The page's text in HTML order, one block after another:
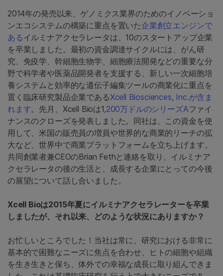
2014年の発売以来、ゲノミクス業界のためのイノベーショ
ンエコシステムの構築に重点を置いた企業創立エンジンで
ある イルミナアクセラレータは、10のスタートアップ企業
を卒業しました。最初の資金調達サイクルには、がん研
究、免疫学、幹細胞生物学、細胞療法開発などの重要な分
野で科学者や医薬品開発者を支援する、新しい一次細胞培
養システムと効率的な遺伝子編集ツールの商業化に重点を
置く臨床研究製品企業であるXcell Biosciences, Inc.が含ま
れます。先月、Xcell Bioは1,200万ドルのシリーズAファイ
ナンスのクローズを発表しました。同社は、この資金を使
用して、米国の販売員の増員や世界的な商業的リーチの拡
大など、世界中で商業プラットフォームを立ち上げます。
共同創業者兼CEOのBrian Fethと連絡を取り、イルミナア
クセラレータの後の生活と、成長する企業にとっての今後
の展望について話し合いました。
Xcell Bioは2015年夏にイルミナアクセラレーターを卒業
しましたが、それ以来、どのような状況にありますか？
お忙しいところでした！当社は常に、研究における非常に
基本的で困難なニーズに焦点を合わせ、ヒトの細胞や組織
を生き生きと保ち、体外での幸福な成長に取り組んできま